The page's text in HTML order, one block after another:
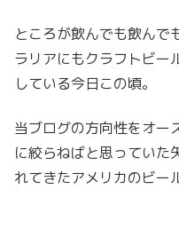
ところが飲んでも飲んで
ラリアにもクラフトビー
している今日この頃。
当ブログの方向性をオー
に絞らねばと思っていた
れてきたアメリカのビー